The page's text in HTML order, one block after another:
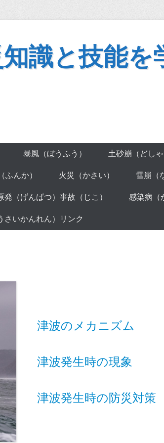
識と技能を
暴風（ぼうふう） 土砂崩（どし
ふんか） 火災（かさい） 雪崩（
発（げんぱつ）事故（じこ） 感染病（
さいかんれん）リンク
津波のメカニズム
津波発生時の現象
津波発生時の防災対策